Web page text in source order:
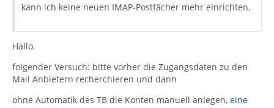
kann ich keine neuen IMAP-Postfächer mehr einrichten,
Hallo,
folgender Versuch: bitte vorher die Zugangsdaten zu den
Mail Anbietern recherchieren und dann
ohne Automatik des TB die Konten manuell anlegen, eine